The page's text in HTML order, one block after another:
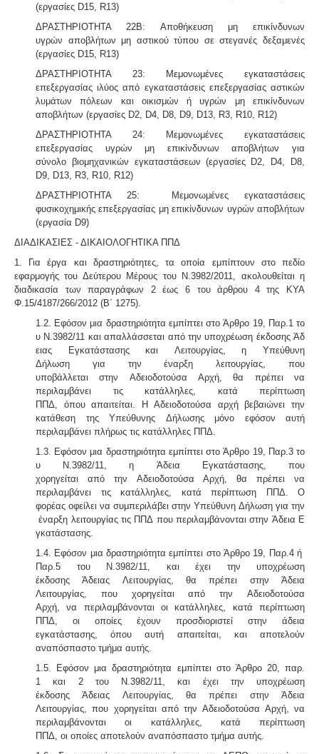
(εργασίες D15, R13)
ΔΡΑΣΤΗΡΙΟΤΗΤΑ 22Β: Αποθήκευση μη επικίνδυνων
υγρών αποβλήτων μη αστικού τύπου σε στεγανές δεξαμενές
(εργασίες D15, R13)
ΔΡΑΣΤΗΡΙΟΤΗΤΑ 23: Μεμονωμένες εγκαταστάσεις
επεξεργασίας ιλύος από εγκαταστάσεις επεξεργασίας αστικών
λυμάτων πόλεων και οικισμών ή υγρών μη επικίνδυνων
αποβλήτων (εργασίες D2, D4, D8, D9, D13, R3, R10, R12)
ΔΡΑΣΤΗΡΙΟΤΗΤΑ 24: Μεμονωμένες εγκαταστάσεις
επεξεργασίας υγρών μη επικίνδυνων αποβλήτων για
σύνολο βιομηχανικών εγκαταστάσεων (εργασίες D2, D4, D8,
D9, D13, R3, R10, R12)
ΔΡΑΣΤΗΡΙΟΤΗΤΑ 25: Μεμονωμένες εγκαταστάσεις
φυσικοχημικής επεξεργασίας μη επικίνδυνων υγρών αποβλήτων
(εργασία D9)
ΔΙΑΔΙΚΑΣΙΕΣ - ΔΙΚΑΙΟΛΟΓΗΤΙΚΑ ΠΠΔ
1. Για έργα και δραστηριότητες, τα οποία εμπίπτουν στο πεδίο
εφαρμο­γής του Δεύτερου Μέρους του Ν.3982/2011, ακολουθείται η
διαδικασία των παραγράφων 2 έως 6 του άρθρου 4 της ΚΥΑ
Φ.15/4187/266/2012 (Β΄ 1275).
1.2. Εφόσον μια δραστηριότητα εμπίπτει στο Άρθρο 19, Παρ.1 το
υ Ν.3982/11 και απαλλάσσεται από την υποχρέωση έκδοσης Άδ
ειας Εγκατάστασης και Λειτουργίας, η Υπεύθυνη
Δήλωση για την έναρξη λειτουργίας, που
υποβάλλεται στην Αδειοδοτούσα Αρχή, θα πρέπει να
περιλαμβάνει τις κατάλληλες, κατά περίπτωση
ΠΠΔ, όπου απαιτείται. Η Αδειοδοτούσα αρχή βεβαιώνει την
κατάθεση της Υπεύθυνης Δήλωσης μόνο εφόσον αυτή
περιλαμβάνει πλήρως τις κατάλληλες ΠΠΔ.
1.3. Εφόσον μια δραστηριότητα εμπίπτει στο Άρθρο 19, Παρ.3 το
υ Ν.3982/11, η Άδεια Εγκατάστασης, που
χορηγείται από την Αδειοδοτούσα Αρχή, θα πρέπει να
περιλαμβάνει τις κατάλληλες, κατά περίπτωση ΠΠΔ. Ο
φορέας οφείλει να συμπεριλάβει στην Υπεύθυνη Δήλωση για την
έναρξη λειτουργίας τις ΠΠΔ που περιλαμβάνονται στην Άδεια Ε
γκατάστασης.
1.4. Εφόσον μια δραστηριότητα εμπίπτει στο Άρθρο 19, Παρ.4 ή
Παρ.5 του Ν.3982/11, και έχει την υποχρέωση
έκδοσης Άδειας Λειτουργίας, θα πρέπει στην Άδεια
Λειτουργίας, που χορηγείται από την Αδειοδοτούσα
Αρχή, να περιλαμβάνονται οι κατάλληλες, κατά περίπτωση
ΠΠΔ, οι οποίες έχουν προσδιοριστεί στην άδεια
εγκατάστασης, όπου αυτή απαιτείται, και αποτελούν
αναπόσπαστο τμήμα αυτής.
1.5. Εφόσον μια δραστηριότητα εμπίπτει στο Άρθρο 20, παρ.
1 και 2 του Ν.3982/11, και έχει την υποχρέωση
έκδοσης Άδειας Λειτουργίας, θα πρέπει στην Άδεια
Λειτουργίας, που χορηγείται από την Αδειοδοτούσα Αρχή, να
περιλαμβάνονται οι κατάλληλες, κατά περίπτωση
ΠΠΔ, οι οποίες αποτελούν αναπόσπαστο τμήμα αυτής.